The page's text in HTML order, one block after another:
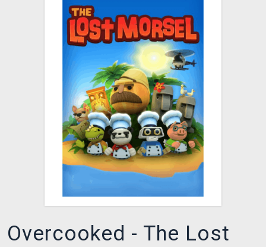
XZONE KLUB
TCG & BOARDGAME HUB
VÝKUP HER (BAZAR)
Overcooked - The Lost